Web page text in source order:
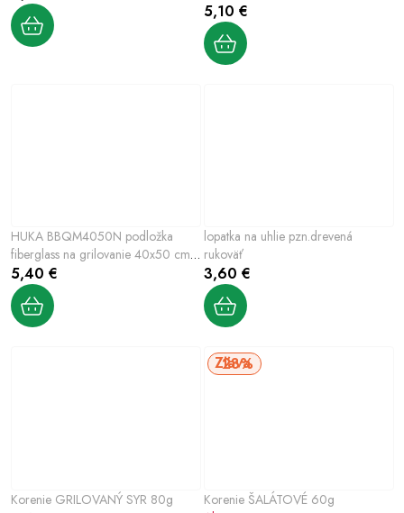
5,10 €
HUKA BBQM4050N podložka
fiberglass na grilovanie 40x50 cm,
2 ks
5,40 €
lopatka na uhlie pzn.drevená
rukoväť
3,60 €
Korenie GRILOVANÝ SYR 80g Korenie ŠALÁTOVÉ 60g
28%